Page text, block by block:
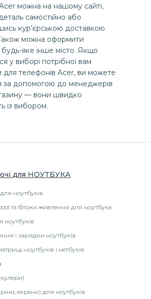
можна на нашому сайті,
самостійно або
кур’єрською доставкою
можна оформити
будь-яке інше місто. Якщо
у виборі потрібної вам
для телефонів Acer, ви можете
за допомогою до менеджерів
— вони швидко
із вибором.
для НОУТБУКА
ноутбуків
та блоки живлення для ноутбука
ноутбуків
і зарядки ноутбуків
ноутбуків і нетбуків
екрани) для ноутбуків